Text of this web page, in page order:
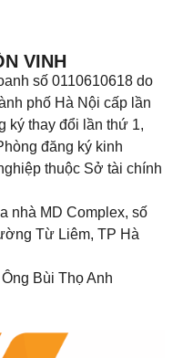
VINH
số 0110610618 do
phố Hà Nội cấp lần
ký thay đổi lần thứ 1,
đăng ký kinh
thuộc Sở tài chính
nhà MD Complex, số
Từ Liêm, TP Hà
Ông Bùi Thọ Anh